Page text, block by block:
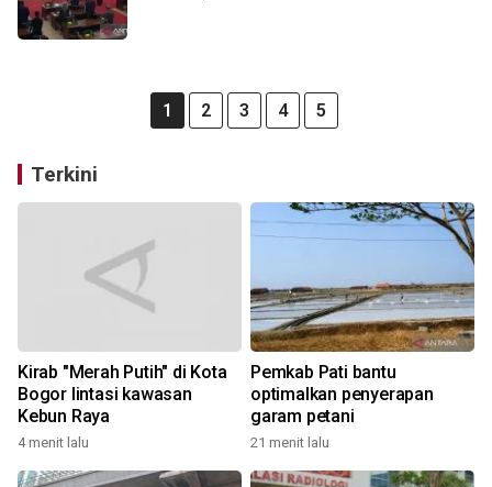
1 2 3 4 5
Terkini
Kirab "Merah Putih" di Kota
Bogor lintasi kawasan
Kebun Raya
4 menit lalu
Pemkab Pati bantu
optimalkan penyerapan
garam petani
21 menit lalu